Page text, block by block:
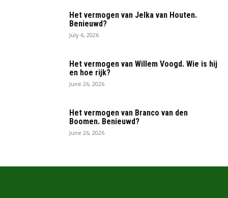
Het vermogen van Jelka van Houten.
Benieuwd?
July 6, 2026
Het vermogen van Willem Voogd. Wie is hij
en hoe rijk?
June 26, 2026
Het vermogen van Branco van den
Boomen. Benieuwd?
June 26, 2026